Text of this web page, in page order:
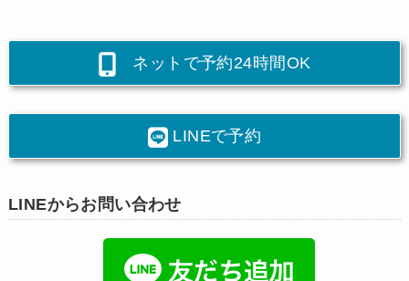
ネットで予約24時間OK
LINEで予約
LINEからお問い合わせ